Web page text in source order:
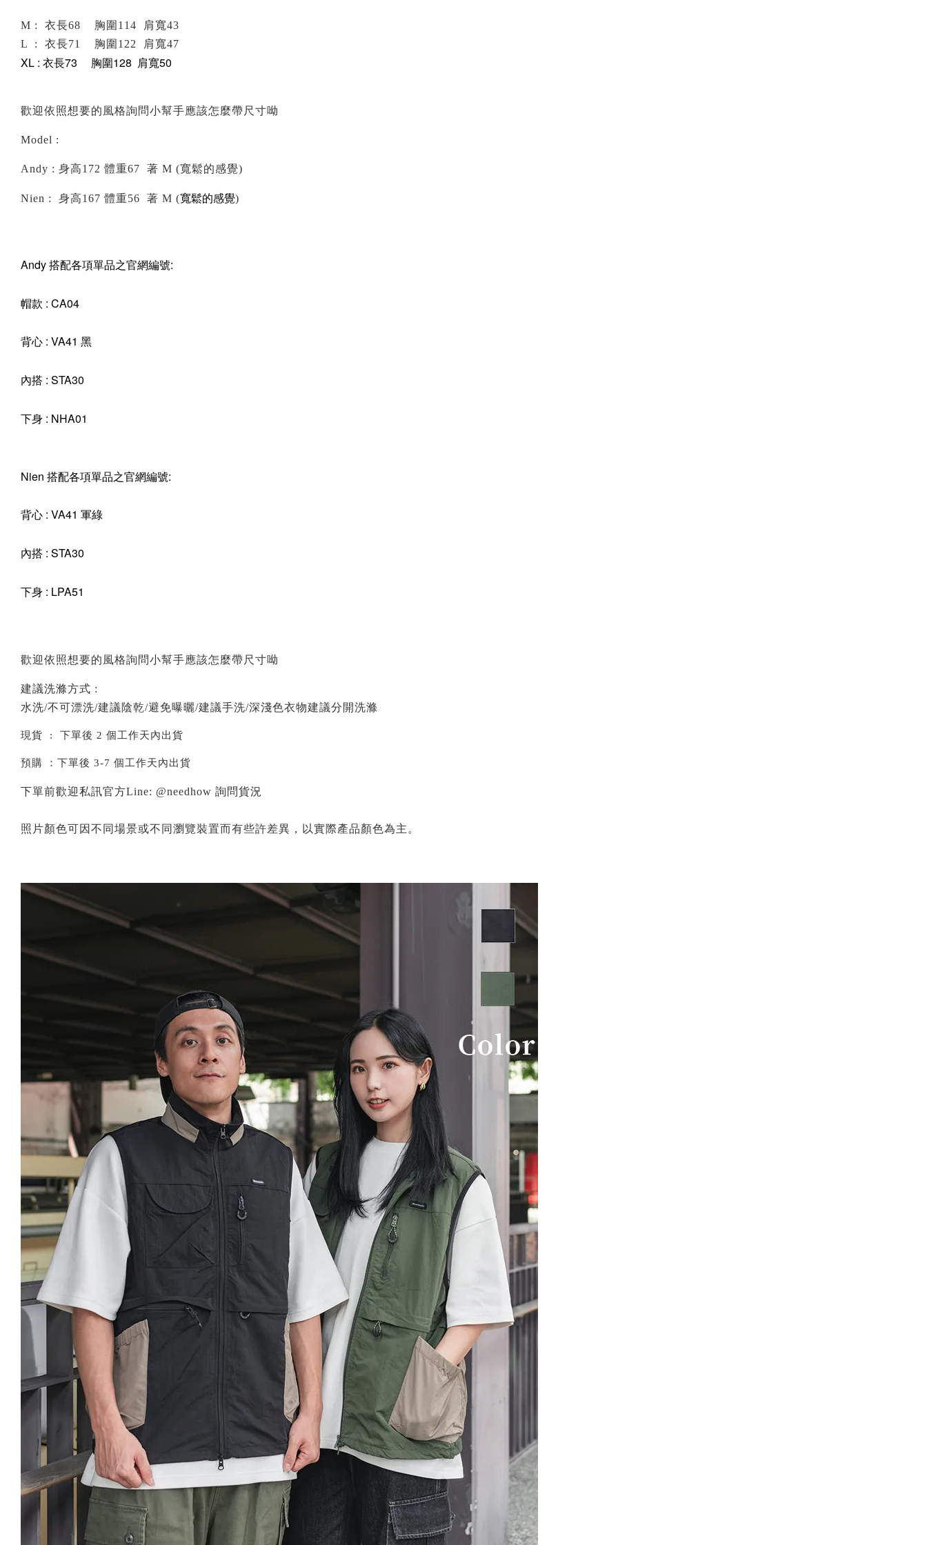
M : 衣長68 胸圍114 肩寬43
L : 衣長71 胸圍122 肩寬47
XL : 衣長73 胸圍128 肩寬50
歡迎依照想要的風格詢問小幫手應該怎麼帶尺寸呦
Model :
Andy : 身高172 體重67 著 M (寬鬆的感覺)
Nien : 身高167 體重56 著 M (寬鬆的感覺)
Andy 搭配各項單品之官網編號:
帽款 : CA04
背心 : VA41 黑
內搭 : STA30
下身 : NHA01
Nien 搭配各項單品之官網編號:
背心 : VA41 軍綠
內搭 : STA30
下身 : LPA51
歡迎依照想要的風格詢問小幫手應該怎麼帶尺寸呦
建議洗滌方式 :
水洗/不可漂洗/建議陰乾/避免曝曬/建議手洗/深淺色衣物建議分開洗滌
現貨 : 下單後 2 個工作天內出貨
預購 ：下單後 3-7 個工作天內出貨
下單前歡迎私訊官方Line: @needhow 詢問貨況
照片顏色可因不同場景或不同瀏覽裝置而有些許差異，以實際產品顏色為主。